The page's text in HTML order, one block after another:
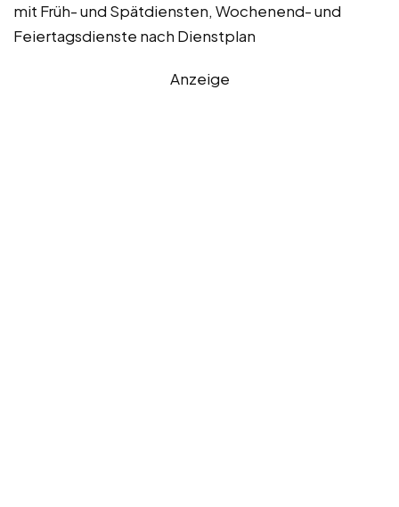
mit Früh- und Spätdiensten, Wochenend- und
Feiertagsdienste nach Dienstplan
Anzeige